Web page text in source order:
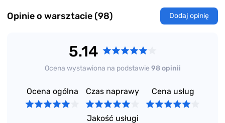
Opinie o warsztacie (98) Dodaj opinię
5.14
Ocena wystawiona na podstawie 98 opinii
Ocena ogólna Czas naprawy Cena usług
Jakość usługi